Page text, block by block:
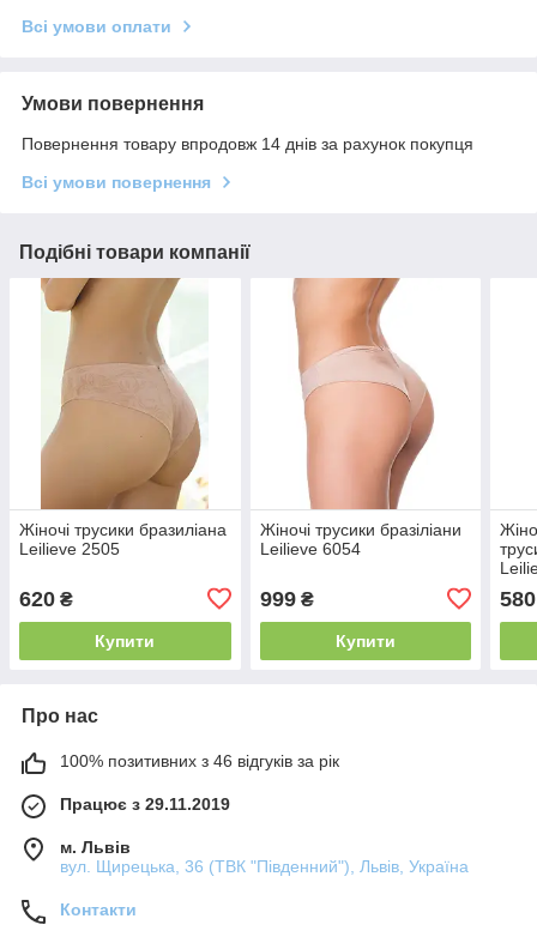
Всі умови оплати
Умови повернення
Повернення товару впродовж 14 днів за рахунок покупця
Всі умови повернення
Подібні товари компанії
Жіночі трусики бразиліана
Leilieve 2505
620 ₴
Купити
Жіночі трусики бразіліани
Leilieve 6054
999₴
Купити
580
Про нас
100% позитивних з 46 відгуків за рік
Працює з 29.11.2019
м. Львів
вул. Щирецька, 36 (ТВК "Південний"), Львів, Україна
Контакти